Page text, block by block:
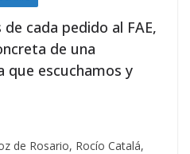
de cada pedido al FAE,
de una
que escuchamos y
de Rosario, Rocío Catalá,